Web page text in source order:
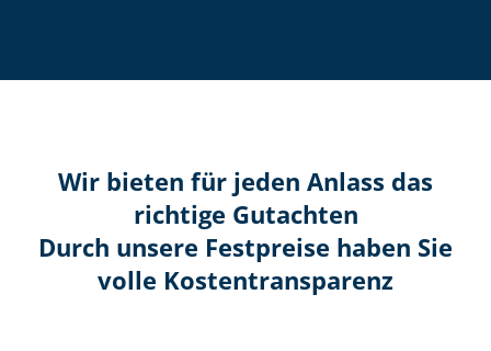
Wir bieten für jeden Anlass das
richtige Gutachten
Durch unsere Festpreise haben Sie
volle Kosten­transparenz